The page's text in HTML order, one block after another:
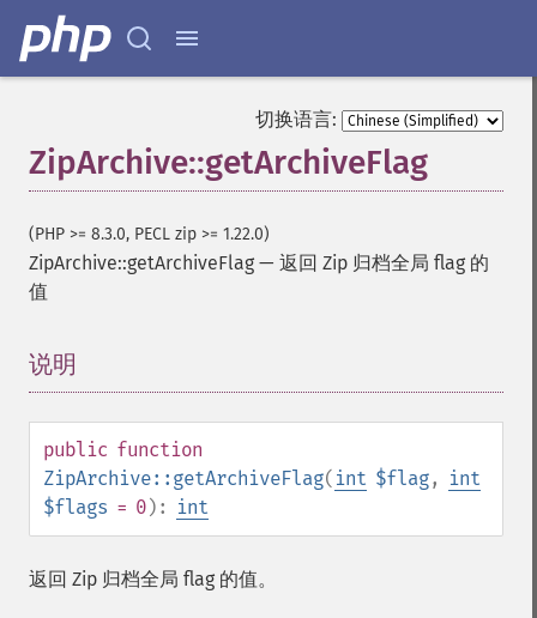
切换语言:
ZipArchive::getArchiveFlag
(PHP >= 8.3.0, PECL zip >= 1.22.0)
ZipArchive::getArchiveFlag — 返回 Zip 归档全局 flag 的
值
说明
public function
ZipArchive::getArchiveFlag( int $flag,
int
$flags = 0): int
返回 Zip 归档全局 flag 的值。